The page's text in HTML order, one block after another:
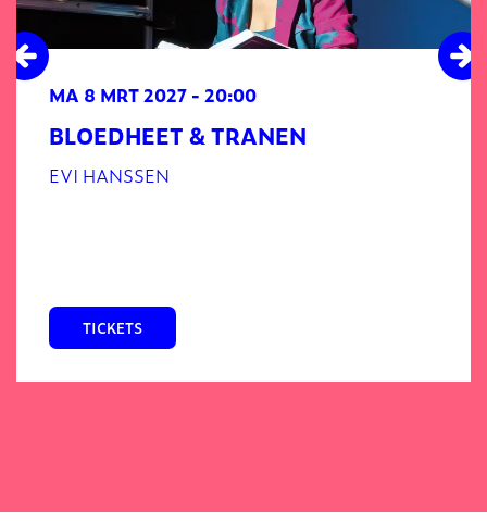
BLOEDHEET & TRANEN
EVI HANSSEN
MA 8 MRT 2027 - 20:00
TICKETS